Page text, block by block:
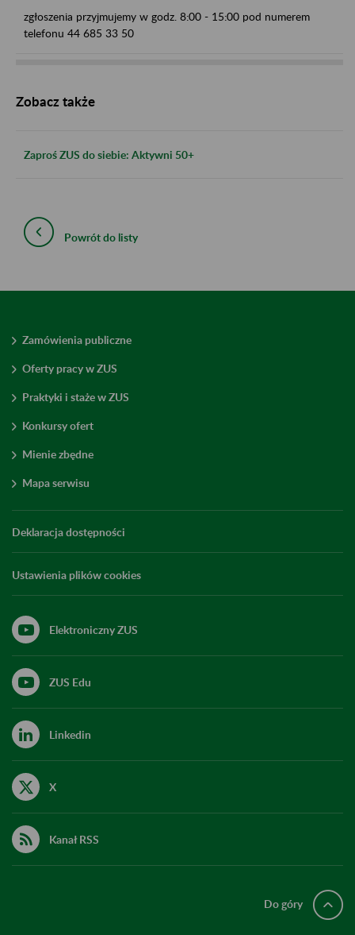
zgłoszenia przyjmujemy w godz. 8:00 - 15:00 pod numerem
telefonu 44 685 33 50
Zobacz także
Zaproś ZUS do siebie: Aktywni 50+
Powrót do listy
Zamówienia publiczne
Oferty pracy w ZUS
Praktyki i staże w ZUS
Konkursy ofert
Mienie zbędne
Mapa serwisu
Deklaracja dostępności
Ustawienia plików cookies
Elektroniczny ZUS
ZUS Edu
Linkedin
X
Kanał RSS
Do góry